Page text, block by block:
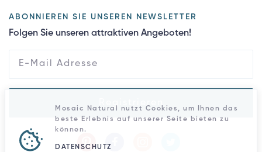
ABONNIEREN SIE UNSEREN NEWSLETTER
Folgen Sie unseren attraktiven Angeboten!
Mosaic Natural nutzt Cookies, um Ihnen das
beste Erlebnis auf unserer Seite bieten zu
können.
DATENSCHUTZ